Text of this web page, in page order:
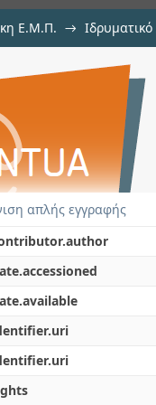
Ε.Μ.Π. →
απλής εγγραφής